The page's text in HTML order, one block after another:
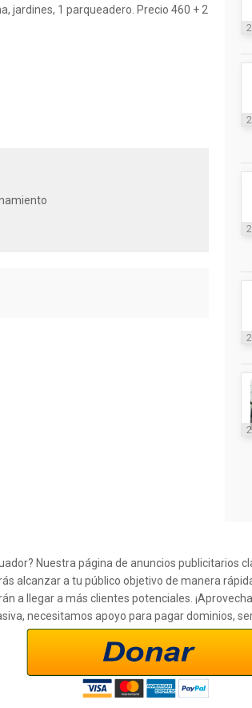
jardines, 1 parqueadero. Precio 460 + 2
2
2
2
2
2
Nuestra página de anuncios publicitarios
alcanzar a tu público objetivo de manera
a llegar a más clientes potenciales.
necesitamos apoyo para pagar dominios,